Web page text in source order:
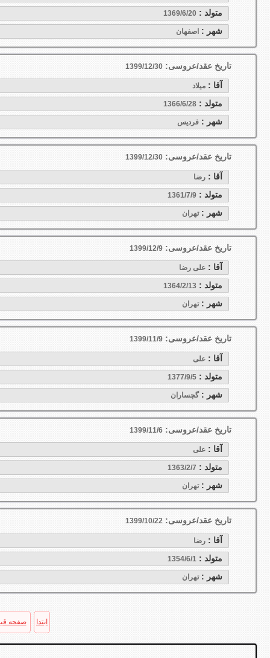
متولد : 1369/6/20
شهر : اصفهان
تاریخ عقد/عروسی: 1399/12/30
آقا : میلاد
متولد : 1366/6/28
شهر : فردیس
تاریخ عقد/عروسی: 1399/12/30
آقا : رضا
متولد : 1361/7/9
شهر :تهران
تاریخ عقد/عروسی: 1399/12/9
آقا : علی رضا
متولد : 1364/2/13
شهر :تهران
تاریخ عقد/عروسی: 1399/11/9
آقا : علی
متولد : 1377/9/5
شهر :گچساران
تاریخ عقد/عروسی: 1399/11/6
آقا : علی
متولد : 1363/2/7
شهر :تهران
تاریخ عقد/عروسی: 1399/10/22
آقا : رضا
متولد : 1354/6/1
شهر :تهران
ابتدا صفحه